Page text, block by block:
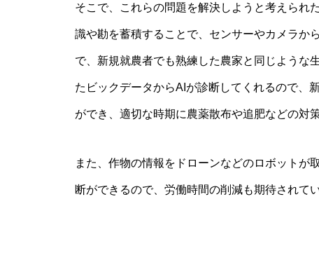
そこで、これらの問題を解決しようと考えられ
識や勘を蓄積することで、センサーやカメラか
で、新規就農者でも熟練した農家と同じような
たビックデータからAIが診断してくれるので、
ができ、適切な時期に農薬散布や追肥などの対
また、作物の情報をドローンなどのロボットが
断ができるので、労働時間の削減も期待されてい